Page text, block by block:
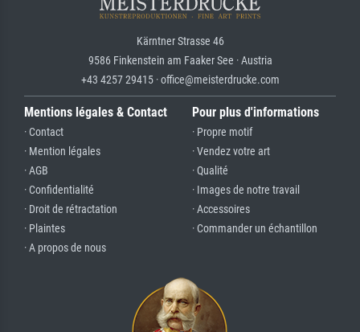
Kärntner Strasse 46
9586 Finkenstein am Faaker See · Austria
+43 4257 29415 · office@meisterdrucke.com
Mentions légales & Contact
· Contact
· Mention légales
· AGB
· Confidentialité
· Droit de rétractation
· Plaintes
· A propos de nous
Pour plus d'informations
· Propre motif
· Vendez votre art
· Qualité
· Images de notre travail
· Accessoires
· Commander un échantillon